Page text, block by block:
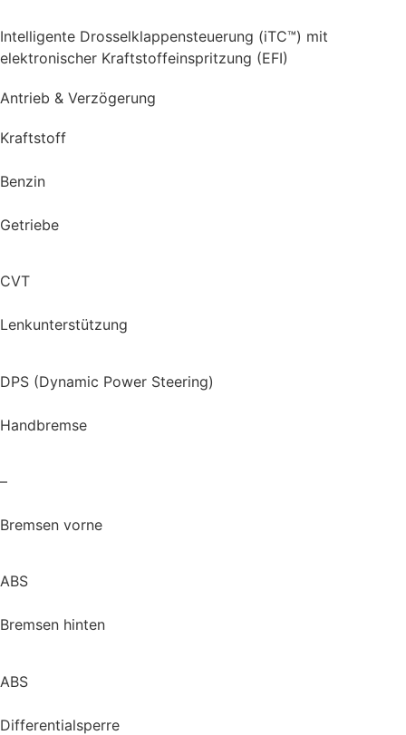
Intelligente Drosselklappensteuerung (iTC™) mit
elektronischer Kraftstoffeinspritzung (EFI)
Antrieb & Verzögerung
Kraftstoff
Benzin
Getriebe
CVT
Lenkunterstützung
DPS (Dynamic Power Steering)
Handbremse
–
Bremsen vorne
ABS
Bremsen hinten
ABS
Differentialsperre